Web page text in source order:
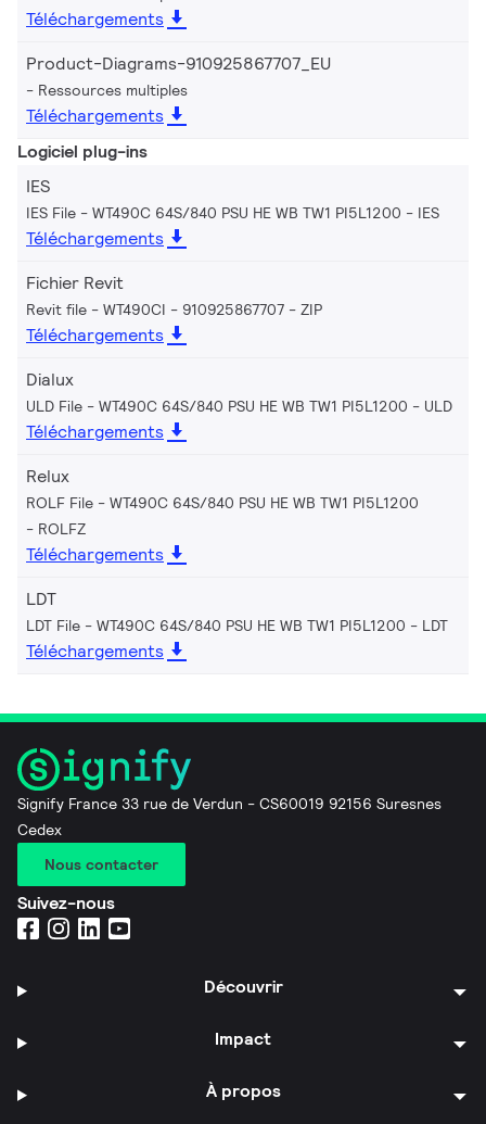
Téléchargements
Product-Diagrams-910925867707_EU
Ressources multiples
Téléchargements
Logiciel plug-ins
IES
IES File - WT490C 64S/840 PSU HE WB TW1 PI5L1200 IES
Téléchargements
Fichier Revit
Revit file - WT490CI - 910925867707 ZIP
Téléchargements
Dialux
ULD File - WT490C 64S/840 PSU HE WB TW1 PI5L1200 ULD
Téléchargements
Relux
ROLF File - WT490C 64S/840 PSU HE WB TW1 PI5L1200
ROLFZ
Téléchargements
LDT
LDT File - WT490C 64S/840 PSU HE WB TW1 PI5L1200 LDT
Téléchargements
Signify France 33 rue de Verdun - CS60019 92156 Suresnes
Cedex
Nous contacter
Suivez-nous
Découvrir
Impact
À propos